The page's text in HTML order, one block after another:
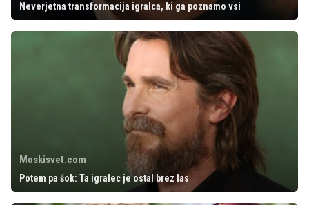
Neverjetna transformacija igralca, ki ga poznamo vsi
Moskisvet.com
Potem pa šok: Ta igralec je ostal brez las